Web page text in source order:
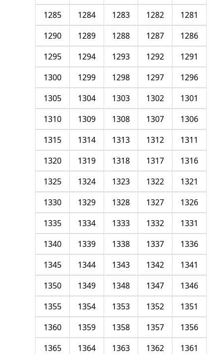
1281
1282
1283
1284
1285
1286
1287
1288
1289
1290
1291
1292
1293
1294
1295
1296
1297
1298
1299
1300
1301
1302
1303
1304
1305
1306
1307
1308
1309
1310
1311
1312
1313
1314
1315
1316
1317
1318
1319
1320
1321
1322
1323
1324
1325
1326
1327
1328
1329
1330
1331
1332
1333
1334
1335
1336
1337
1338
1339
1340
1341
1342
1343
1344
1345
1346
1347
1348
1349
1350
1351
1352
1353
1354
1355
1356
1357
1358
1359
1360
1361
1362
1363
1364
1365